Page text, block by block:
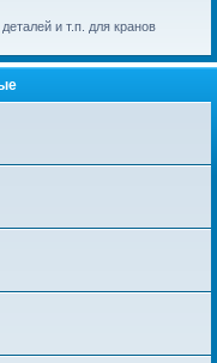
и т.п. для кранов